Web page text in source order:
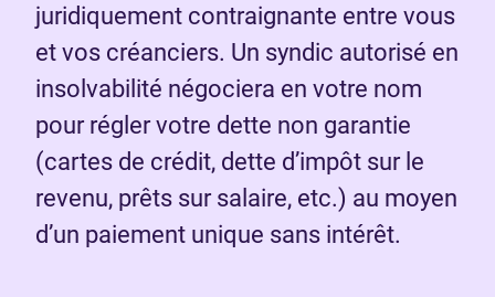
juridiquement contraignante entre vous
et vos créanciers. Un syndic autorisé en
insolvabilité négociera en votre nom
pour régler votre dette non garantie
(cartes de crédit, dette d’impôt sur le
revenu, prêts sur salaire, etc.) au moyen
d’un paiement unique sans intérêt.